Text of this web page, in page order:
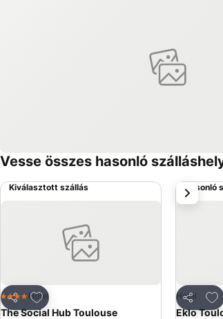
Vesse összes hasonló
Kiválasztott szállás
Megosztás
Hozzáadás a kedvencekhez
4 Kategória
Hotel
The Social Hub Toulouse
Hasonló
Hotel
Eklo